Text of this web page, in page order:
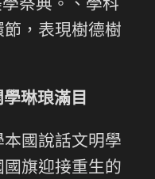
祭典。、學科
，表現樹德樹
琳琅滿目
國說話文明學
旗迎接重生的